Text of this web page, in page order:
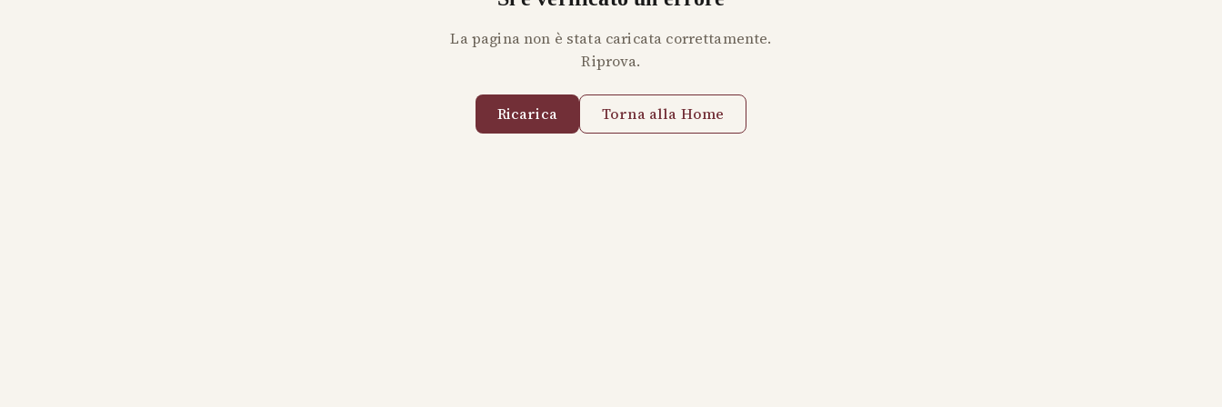
La pagina non è stata caricata correttamente.
Riprova.
Ricarica Torna alla Home